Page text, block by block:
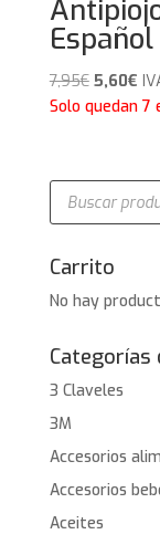
Español
7,95€ El
precio
7,95€.
5,60€El
Solo quedan 7
Búsqueda
productos
Carrito
No hay
Categorías
3 Claveles
3M
Accesorios
Accesorios
Aceites